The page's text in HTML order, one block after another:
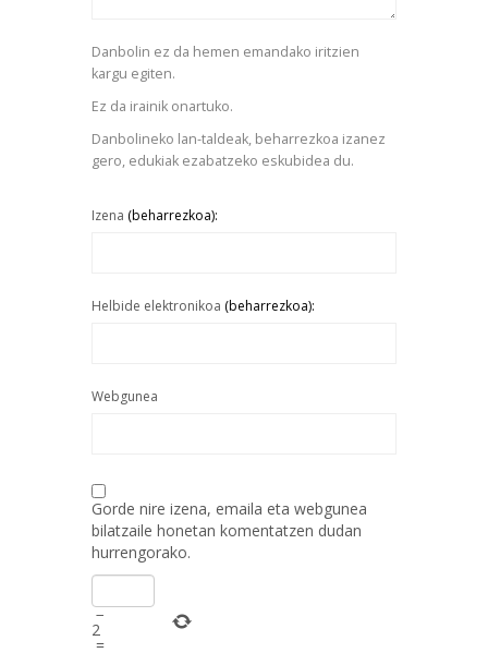
Danbolin ez da hemen emandako iritzien
kargu egiten.
Ez da irainik onartuko.
Danbolineko lan-taldeak, beharrezkoa izanez
gero, edukiak ezabatzeko eskubidea du.
Izena (beharrezkoa):
Helbide elektronikoa (beharrezkoa):
Webgunea
Gorde nire izena, emaila eta webgunea
bilatzaile honetan komentatzen dudan
hurrengorako.
−
2
=